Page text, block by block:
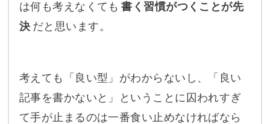
は何も考えなくても 書く習慣がつくことが先
決 だと思います。
考えても「良い型」がわからないし、「良い
記事を書かないと」ということに囚われすぎ
て手が止まるのは一番食い止めなければなら